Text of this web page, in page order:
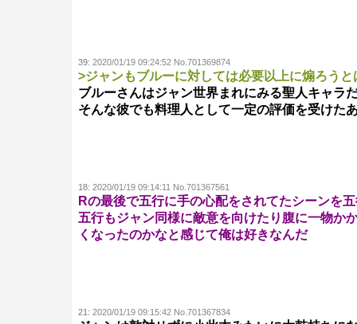
39: 2020/01/19 09:24:52 No.701369874
>ジャンもブルーに対しては必要以上に煽ろう
ブルーさんはジャン世界まれにみる聖人キャラ
そんな彼でも料理人として一定の評価を受けた
18: 2020/01/19 09:14:11 No.701367561
Rの最後で五行に手の心配をされてたシーンを
五行もジャン同様に敵意を向けたり腹に一物か
くなったのかなと感じて俺は好きなんだ
21: 2020/01/19 09:15:42 No.701367834